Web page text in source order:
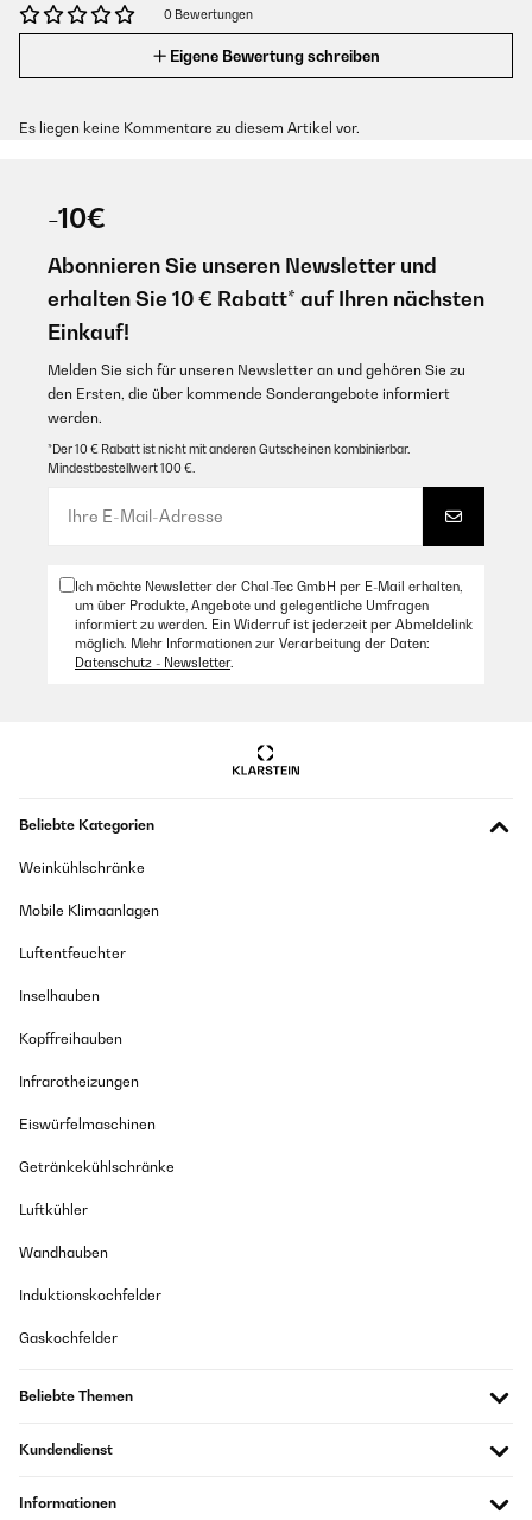
0 Bewertungen
Eigene Bewertung schreiben
Es liegen keine Kommentare zu diesem Artikel vor.
-10€
Abonnieren Sie unseren Newsletter und
erhalten Sie 10 € Rabatt* auf Ihren nächsten
Einkauf!
Melden Sie sich für unseren Newsletter an und gehören Sie zu
den Ersten, die über kommende Sonderangebote informiert
werden.
*Der 10 € Rabatt ist nicht mit anderen Gutscheinen kombinierbar.
Mindestbestellwert 100 €.
Ich möchte Newsletter der Chal-Tec GmbH per E-Mail erhalten,
um über Produkte, Angebote und gelegentliche Umfragen
informiert zu werden. Ein Widerruf ist jederzeit per Abmeldelink
möglich. Mehr Informationen zur Verarbeitung der Daten:
Datenschutz - Newsletter.
Beliebte Kategorien
Weinkühlschränke
Mobile Klimaanlagen
Luftentfeuchter
Inselhauben
Kopffreihauben
Infrarotheizungen
Eiswürfelmaschinen
Getränkekühlschränke
Luftkühler
Wandhauben
Induktionskochfelder
Gaskochfelder
Beliebte Themen
Kundendienst
Informationen